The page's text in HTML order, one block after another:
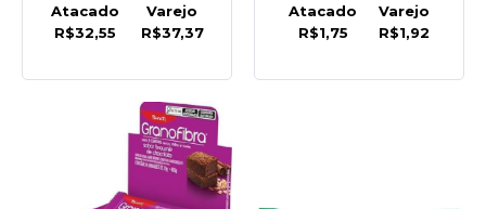
R$37,37
Atacado
R$32,55
Varejo
R$37,37
Atacado
R$1,75
Varejo
R$1,92